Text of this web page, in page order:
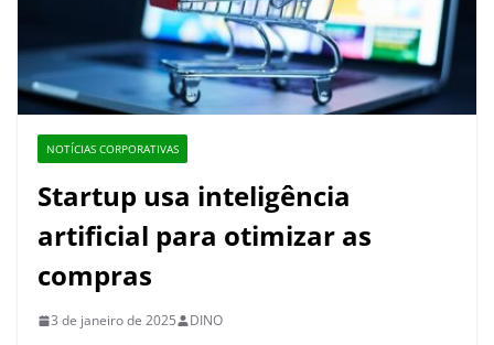
NOTÍCIAS CORPORATIVAS
Startup usa inteligência
artificial para otimizar as
compras
3 de janeiro de 2025 DINO